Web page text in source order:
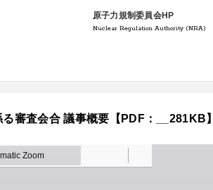
原子力規制委員会HP
Nuclear Regulation Authority (NRA)
審査会合 議事概要【PDF：__281KB】